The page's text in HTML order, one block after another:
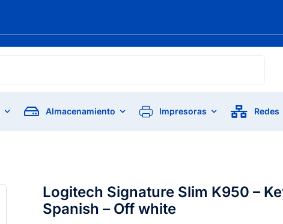
Almacenamiento Impresoras Redes
Logitech Signature Slim K950 –
Spanish – Off white